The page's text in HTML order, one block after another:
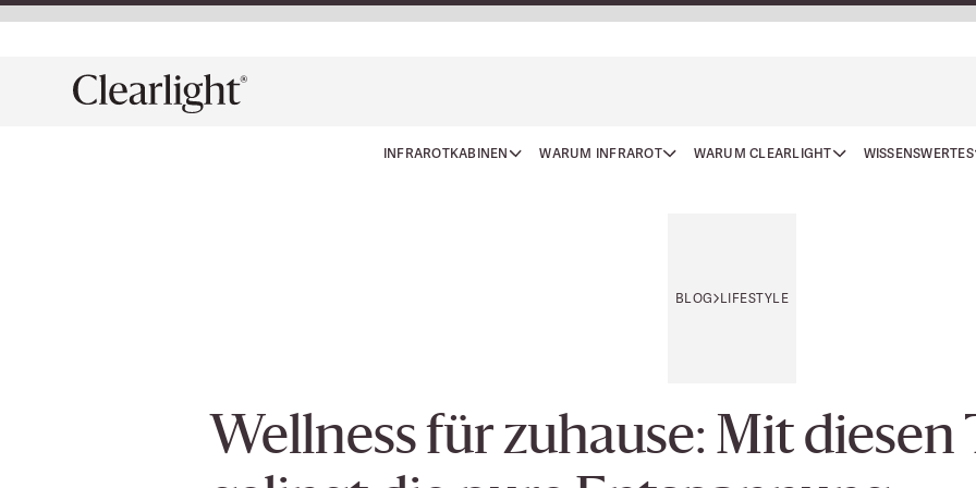
INFRAROTKABINEN WARUM INFRAROT WARUM CLEARLIGHT WISSENSWERTES
BLOG LIFESTYLE
Wellness für zuhause: Mit diesen